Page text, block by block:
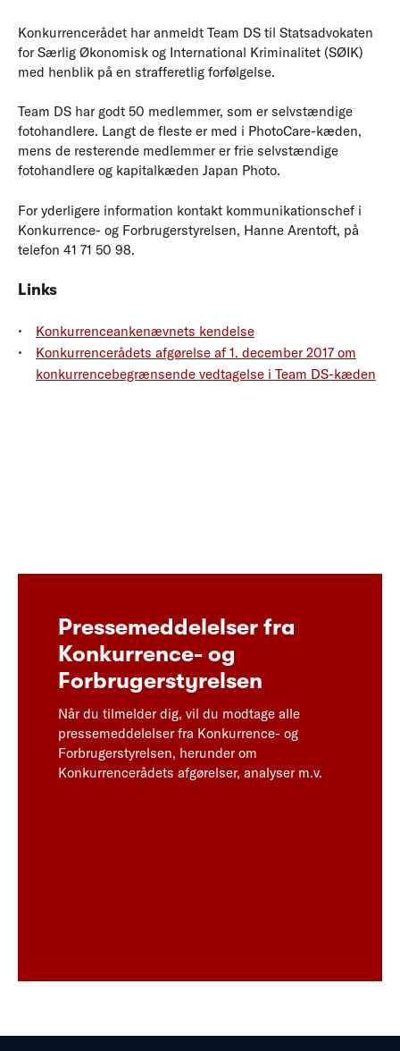
Konkurrencerådet har anmeldt Team DS til Statsadvokaten
for Særlig Økonomisk og International Kriminalitet (SØIK)
med henblik på en strafferetlig forfølgelse.
Team DS har godt 50 medlemmer, som er selvstændige
fotohandlere. Langt de fleste er med i PhotoCare-kæden,
mens de resterende medlemmer er frie selvstændige
fotohandlere og kapitalkæden Japan Photo.
For yderligere information kontakt kommunikationschef i
Konkurrence- og Forbrugerstyrelsen, Hanne Arentoft, på
telefon 41 71 50 98.
Links
Konkurrenceankenævnets kendelse
Konkurrencerådets afgørelse af 1. december 2017 om
konkurrencebegrænsende vedtagelse i Team DS-kæden
Pressemeddelelser fra
Konkurrence- og
Forbrugerstyrelsen
Når du tilmelder dig, vil du modtage alle
pressemeddelelser fra Konkurrence- og
Forbrugerstyrelsen, herunder om
Konkurrencerådets afgørelser, analyser m.v.